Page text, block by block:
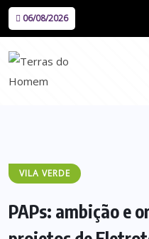
06/08/2026
VILA VERDE
PAPs: ambição e